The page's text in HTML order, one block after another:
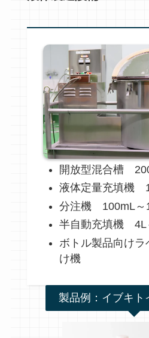
開放型混合槽
液体定量充填機
分注機 100mL～
半自動充填機 4L
ボトル製品向け
け機
製品例：イブキト